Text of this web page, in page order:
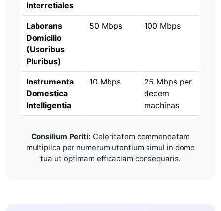
Interretiales
Laborans
Domicilio
(Usoribus
Pluribus)
50 Mbps 100 Mbps
Instrumenta
Domestica
Intelligentia
10 Mbps
25 Mbps per
decem
machinas
Consilium Periti: Celeritatem commendatam
multiplica per numerum utentium simul in domo
tua ut optimam efficaciam consequaris.